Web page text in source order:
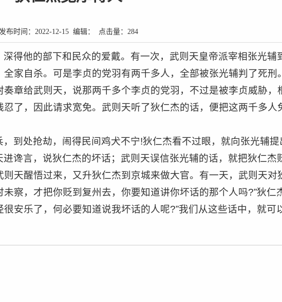
布时间：2022-12-15 编辑： 点击量： 284
得他的部下和民众的爱戴。有一次，武则天皇帝派宰相张光辅
家自杀。可是李贞的党羽有两千多人，全部被张光辅判了死刑
章给武则天，说那两千多个李贞的党羽，不过是被李贞威胁，
了，因此请求宽免。武则天听了狄仁杰的话，便把这两千多人
到处抢劫，闹得民间鸡犬不宁!狄仁杰看不过眼，就向张光辅提
谗言，说狄仁杰的坏话；武则天误信张光辅的话，就把狄仁杰
天醒悟过来，又升狄仁杰到京城来做大官。有一天，武则天对
察，才把你贬到复州去，你要知道讲你坏话的那个人吗?”狄仁
安乐了，何必要知道说我坏话的人呢?”我们从这些话中，就可